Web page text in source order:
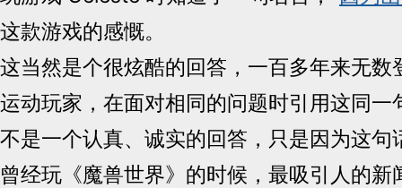
这款游戏的感慨。
这当然是个很炫酷的回答，一百多年来无数
运动玩家，在面对相同的问题时引用这同一
不是一个认真、诚实的回答，只是因为这句
曾经玩《魔兽世界》的时候，最吸引人的新